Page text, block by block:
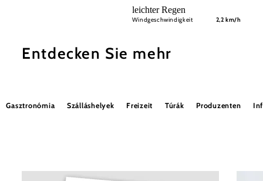
leichter Regen
Windgeschwindigkeit 2,2 km/h
Entdecken Sie mehr
Gasztronómia Szálláshelyek Freizeit Túrák Produzenten